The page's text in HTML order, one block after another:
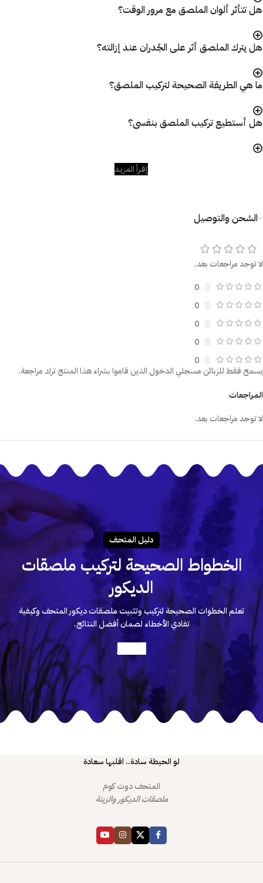
هل تتأثر ألوان الملصق مع مرور الوقت؟
هل يترك الملصق أثر على الجُدران عند إزالته؟
ما هي الطريقة الصحيحة لتركيب الملصق؟
هل أستطيع تركيب الملصق بنفسى؟
إقـرأ المزيـد
الشحن والتوصيل
لا توجد مراجعات بعد.
0
0
0
0
0
المراجعات
لا توجد مراجعات بعد.
يسمح فقط للزبائن مسجلي الدخول الذين قاموا بشراء هذا المنتج ترك مراجعة.
دليـل المتحـف
الخطواط الصحيحة لتركيب ملصقات
الديكور
تعلم الخطوات الصحيحة لتركيب وتثبيت ملصقات ديكور المتحف وكيفية
تفادي الأخطاء لضمان أفضل النتائج.
لو الحيطة سادة.. اقلبها سعادة
المتحف دوت كوم
ملصقات الديكور والزينة